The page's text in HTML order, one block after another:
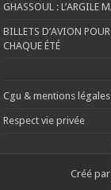
GHASSOUL : L’ARGILE
BILLETS D’AVION
CHAQUE ÉTÉ
Cgu & mentions légales
Respect vie privée
Créé par